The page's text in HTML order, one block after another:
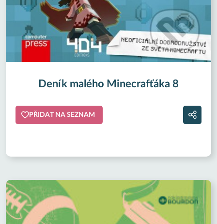
Deník malého Minecrafťáka 8
PŘIDAT NA SEZNAM